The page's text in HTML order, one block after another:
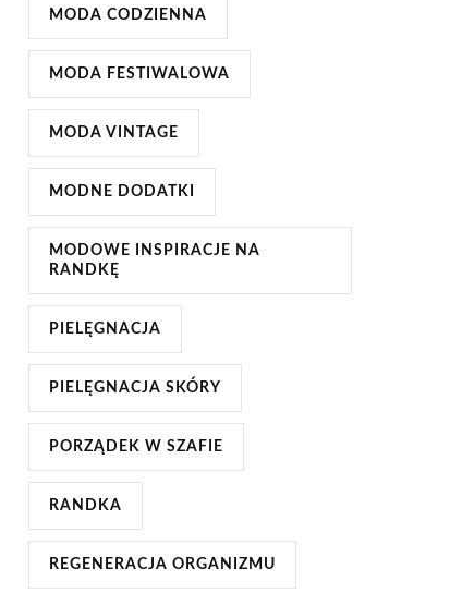
MODA CODZIENNA
MODA FESTIWALOWA
MODA VINTAGE
MODNE DODATKI
MODOWE INSPIRACJE NA
RANDKĘ
PIELĘGNACJA
PIELĘGNACJA SKÓRY
PORZĄDEK W SZAFIE
RANDKA
REGENERACJA ORGANIZMU